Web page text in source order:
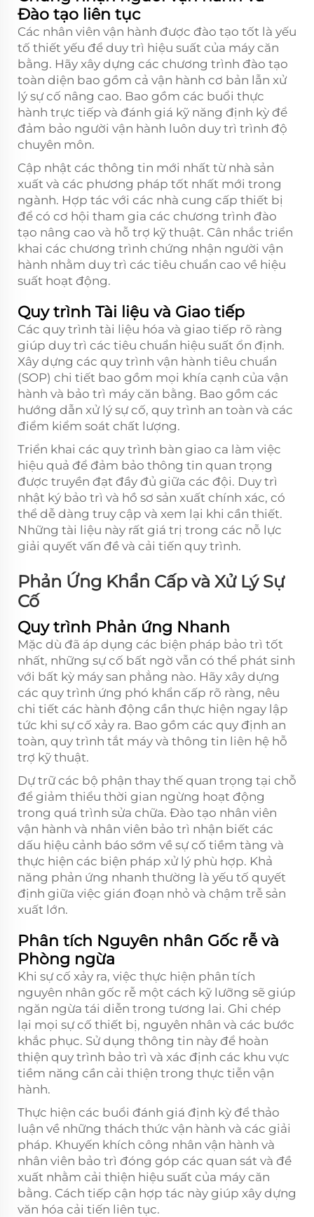
Đào tạo liên tục
Các nhân viên vận hành được đào tạo tốt là yếu
tố thiết yếu để duy trì hiệu suất của máy căn
bằng. Hãy xây dựng các chương trình đào tạo
toàn diện bao gồm cả vận hành cơ bản lẫn xử
lý sự cố nâng cao. Bao gồm các buổi thực
hành trực tiếp và đánh giá kỹ năng định kỳ để
đảm bảo người vận hành luôn duy trì trình độ
chuyên môn.
Cập nhật các thông tin mới nhất từ nhà sản
xuất và các phương pháp tốt nhất mới trong
ngành. Hợp tác với các nhà cung cấp thiết bị
để có cơ hội tham gia các chương trình đào
tạo nâng cao và hỗ trợ kỹ thuật. Cân nhắc triển
khai các chương trình chứng nhận người vận
hành nhằm duy trì các tiêu chuẩn cao về hiệu
suất hoạt động.
Quy trình Tài liệu và Giao tiếp
Các quy trình tài liệu hóa và giao tiếp rõ ràng
giúp duy trì các tiêu chuẩn hiệu suất ổn định.
Xây dựng các quy trình vận hành tiêu chuẩn
(SOP) chi tiết bao gồm mọi khía cạnh của vận
hành và bảo trì máy căn bằng. Bao gồm các
hướng dẫn xử lý sự cố, quy trình an toàn và các
điểm kiểm soát chất lượng.
Triển khai các quy trình bàn giao ca làm việc
hiệu quả để đảm bảo thông tin quan trọng
được truyền đạt đầy đủ giữa các đội. Duy trì
nhật ký bảo trì và hồ sơ sản xuất chính xác, có
thể dễ dàng truy cập và xem lại khi cần thiết.
Những tài liệu này rất giá trị trong các nỗ lực
giải quyết vấn đề và cải tiến quy trình.
Phản Ứng Khẩn Cấp và Xử Lý Sự
Cố
Quy trình Phản ứng Nhanh
Mặc dù đã áp dụng các biện pháp bảo trì tốt
nhất, những sự cố bất ngờ vẫn có thể phát sinh
với bất kỳ máy san phẳng nào. Hãy xây dựng
các quy trình ứng phó khẩn cấp rõ ràng, nêu
chi tiết các hành động cần thực hiện ngay lập
tức khi sự cố xảy ra. Bao gồm các quy định an
toàn, quy trình tắt máy và thông tin liên hệ hỗ
trợ kỹ thuật.
Dự trữ các bộ phận thay thế quan trọng tại chỗ
để giảm thiểu thời gian ngừng hoạt động
trong quá trình sửa chữa. Đào tạo nhân viên
vận hành và nhân viên bảo trì nhận biết các
dấu hiệu cảnh báo sớm về sự cố tiềm tàng và
thực hiện các biện pháp xử lý phù hợp. Khả
năng phản ứng nhanh thường là yếu tố quyết
định giữa việc gián đoạn nhỏ và chậm trễ sản
xuất lớn.
Phân tích Nguyên nhân Gốc rễ và
Phòng ngừa
Khi sự cố xảy ra, việc thực hiện phân tích
nguyên nhân gốc rễ một cách kỹ lưỡng sẽ giúp
ngăn ngừa tái diễn trong tương lai. Ghi chép
lại mọi sự cố thiết bị, nguyên nhân và các bước
khắc phục. Sử dụng thông tin này để hoàn
thiện quy trình bảo trì và xác định các khu vực
tiềm năng cần cải thiện trong thực tiễn vận
hành.
Thực hiện các buổi đánh giá định kỳ để thảo
luận về những thách thức vận hành và các giải
pháp. Khuyến khích công nhân vận hành và
nhân viên bảo trì đóng góp các quan sát và đề
xuất nhằm cải thiện hiệu suất của máy căn
bằng. Cách tiếp cận hợp tác này giúp xây dựng
văn hóa cải tiến liên tục.